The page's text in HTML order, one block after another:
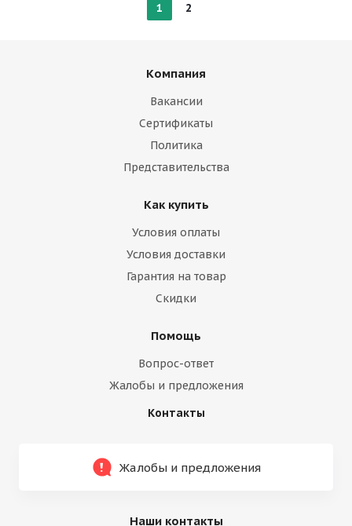
1 2
Компания
Вакансии
Сертификаты
Политика
Представительства
Как купить
Условия оплаты
Условия доставки
Гарантия на товар
Скидки
Помощь
Вопрос-ответ
Жалобы и предложения
Контакты
Жалобы и предложения
Наши контакты